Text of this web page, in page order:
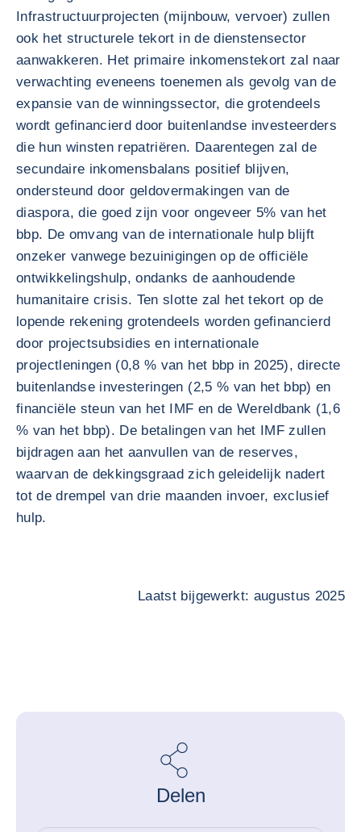
Infrastructuurprojecten (mijnbouw, vervoer) zullen
ook het structurele tekort in de dienstensector
aanwakkeren. Het primaire inkomenstekort zal naar
verwachting eveneens toenemen als gevolg van de
expansie van de winningssector, die grotendeels
wordt gefinancierd door buitenlandse investeerders
die hun winsten repatriëren. Daarentegen zal de
secundaire inkomensbalans positief blijven,
ondersteund door geldovermakingen van de
diaspora, die goed zijn voor ongeveer 5% van het
bbp. De omvang van de internationale hulp blijft
onzeker vanwege bezuinigingen op de officiële
ontwikkelingshulp, ondanks de aanhoudende
humanitaire crisis. Ten slotte zal het tekort op de
lopende rekening grotendeels worden gefinancierd
door projectsubsidies en internationale
projectleningen (0,8 % van het bbp in 2025), directe
buitenlandse investeringen (2,5 % van het bbp) en
financiële steun van het IMF en de Wereldbank (1,6
% van het bbp). De betalingen van het IMF zullen
bijdragen aan het aanvullen van de reserves,
waarvan de dekkingsgraad zich geleidelijk nadert
tot de drempel van drie maanden invoer, exclusief
hulp.
Laatst bijgewerkt: augustus 2025
Delen